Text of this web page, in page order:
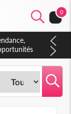
0
les agents
sur les